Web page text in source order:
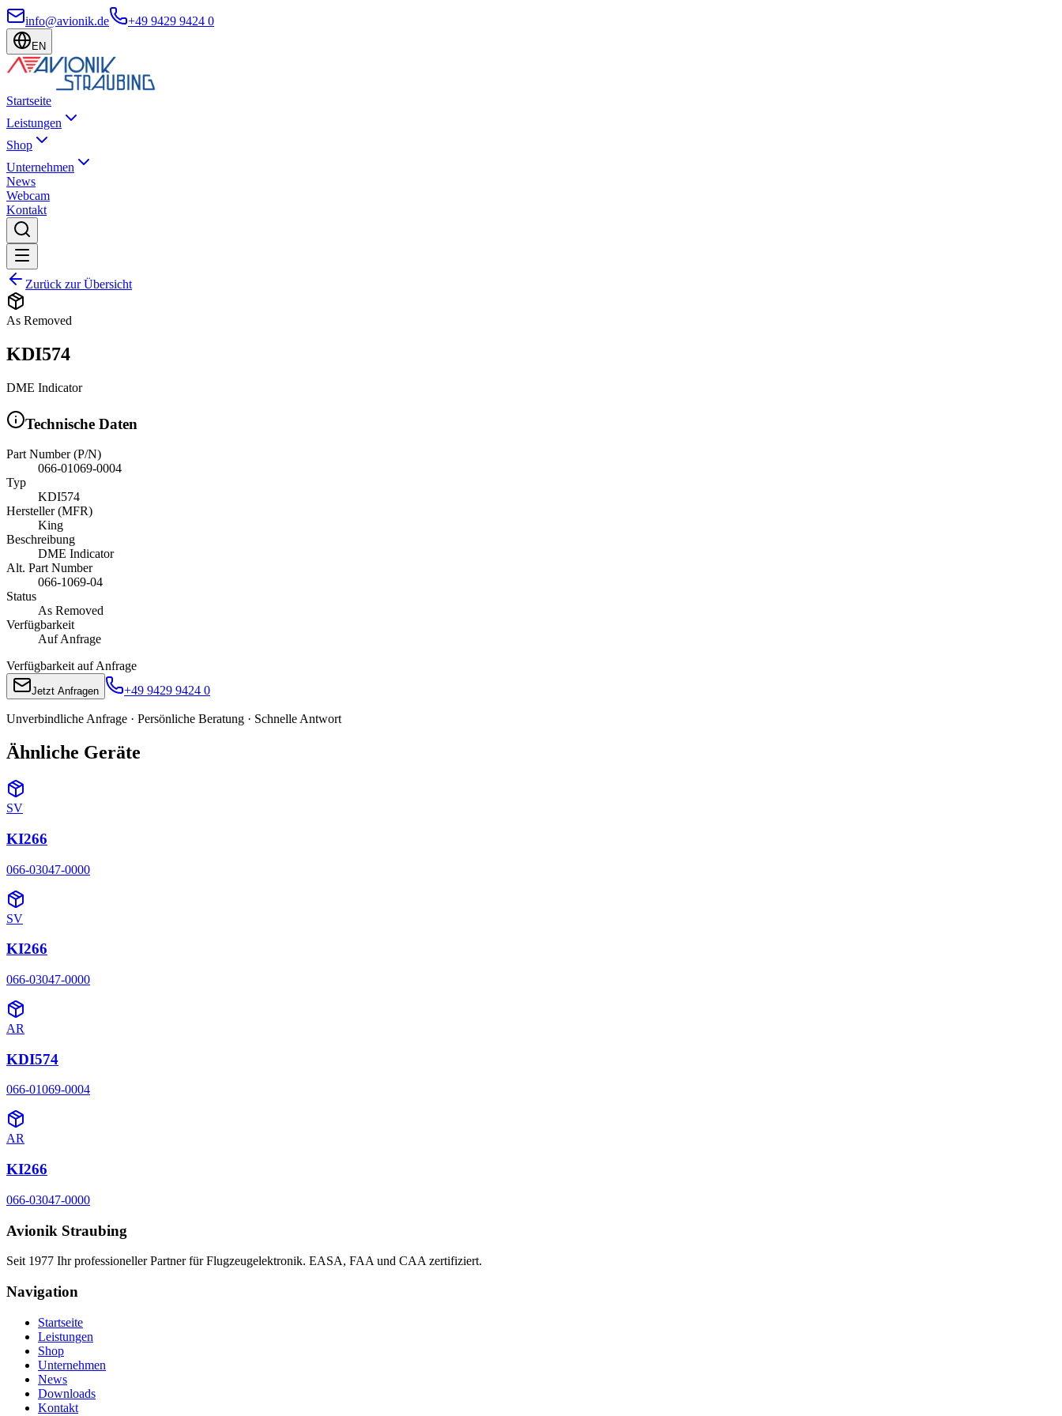
info@avionik.de +49 9429 9424 0
EN
Startseite
Leistungen
Shop
Unternehmen
News
Webcam
Kontakt
Zurück zur Übersicht
As Removed
KDI574
DME Indicator
Technische Daten
Part Number (P/N)
066-01069-0004
Typ
KDI574
Hersteller (MFR)
King
Beschreibung
DME Indicator
Alt. Part Number
066-1069-04
Status
As Removed
Verfügbarkeit
Auf Anfrage
Verfügbarkeit auf Anfrage
Jetzt Anfragen +49 9429 9424 0
Unverbindliche Anfrage · Persönliche Beratung · Schnelle Antwort
Ähnliche Geräte
SV
KI266
066-03047-0000
SV
KI266
066-03047-0000
AR
KDI574
066-01069-0004
AR
KI266
066-03047-0000
Avionik Straubing
Seit 1977 Ihr professioneller Partner für Flugzeugelektronik. EASA, FAA und CAA zertifiziert.
Navigation
Startseite
Leistungen
Shop
Unternehmen
News
Downloads
Kontakt